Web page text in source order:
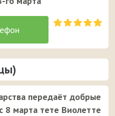
передаёт добрые
8 марта тете Виолетте